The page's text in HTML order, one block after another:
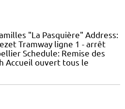
"La Pasquière" Address:
Tramway ligne 1 - arrêt
Schedule: Remise des
Accueil ouvert tous le